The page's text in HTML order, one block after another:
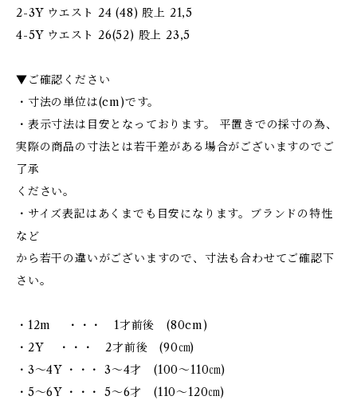
2-3Y ウエスト 24 (48) 股上 21,5
4-5Y ウエスト 26(52) 股上 23,5
▼ご確認ください
・寸法の単位は(cm)です。
・表示寸法は目安となっております。 平置きでの採寸の為、
実際の商品の寸法とは若干差がある場合がございますのでご
了承
ください。
・サイズ表記はあくまでも目安になります。ブランドの特性
など
から若干の違いがございますので、寸法も合わせてご確認下
さい。
・12m ・・・ 1才前後 (80cm)
・2Y ・・・ 2才前後 (90㎝)
・3～4Y ・・・ 3～4才 (100～110㎝)
・5～6Y ・・・ 5～6才 (110～120㎝)